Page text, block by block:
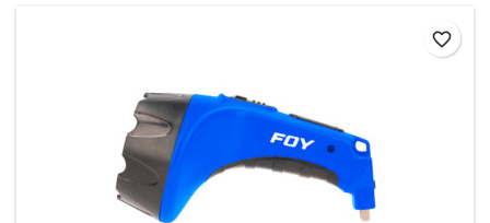
favorite_border